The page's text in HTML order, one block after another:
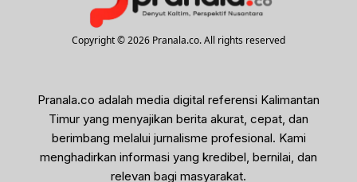
Copyright © 2026 Pranala.co. All rights reserved
Pranala.co adalah media digital referensi Kalimantan
Timur yang menyajikan berita akurat, cepat, dan
berimbang melalui jurnalisme profesional. Kami
menghadirkan informasi yang kredibel, bernilai, dan
relevan bagi masyarakat.